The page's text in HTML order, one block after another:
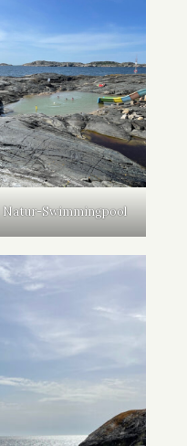
Natur-Swimmingpool